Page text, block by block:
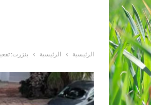
الرئيسية الرئيسية بنزرت: